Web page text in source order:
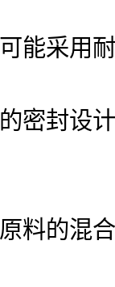
能采用
密封设
料的混